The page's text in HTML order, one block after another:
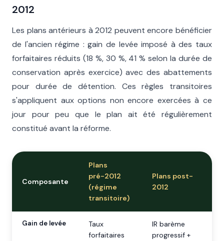
2012
Les plans antérieurs à 2012 peuvent encore bénéficier
de l'ancien régime : gain de levée imposé à des taux
forfaitaires réduits (18 %, 30 %, 41 % selon la durée de
conservation après exercice) avec des abattements
pour durée de détention. Ces règles transitoires
s'appliquent aux options non encore exercées à ce
jour pour peu que le plan ait été régulièrement
constitué avant la réforme.
Composante
Plans
pré-2012
(régime
transitoire)
Plans post-
2012
Gain de levée
Taux
forfaitaires
IR barème
progressif +